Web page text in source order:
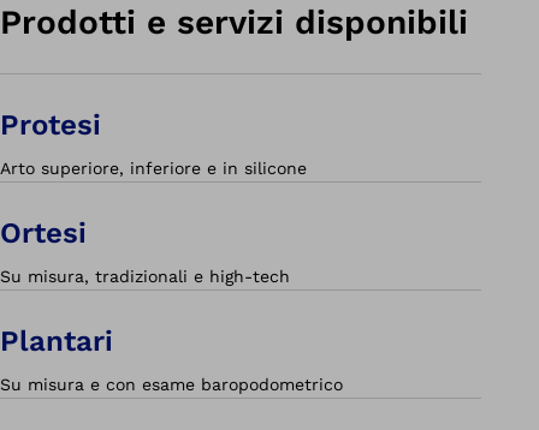
Prodotti e servizi disponibili
Protesi
Arto superiore, inferiore e in silicone
Ortesi
Su misura, tradizionali e high-tech
Plantari
Su misura e con esame baropodometrico